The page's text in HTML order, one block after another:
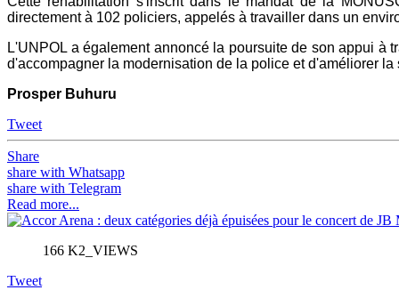
directement à 102 policiers, appelés à travailler dans un
L'UNPOL a également annoncé la poursuite de son appui à
d'accompagner la modernisation de la police et d'améliorer
Prosper Buhuru
Tweet
Share
share with Whatsapp
share with Telegram
Read more...
166 K2_VIEWS
Tweet